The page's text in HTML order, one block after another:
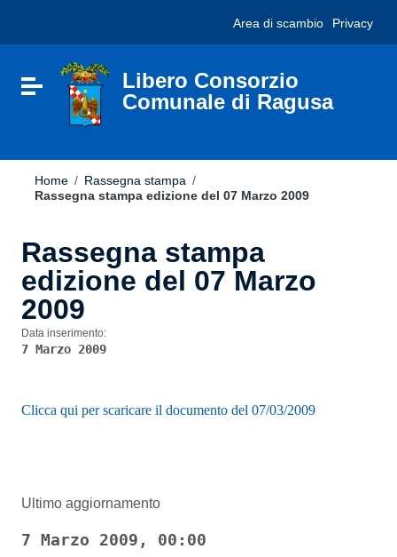
sito
include
Vai al footer
Area di scambio Privacy
Attiva / disattiva la navigazione
Libero Consorzio
Comunale di Ragusa
Home / Rassegna stampa /
Rassegna stampa edizione del 07 Marzo 2009
Rassegna stampa
edizione del 07 Marzo
2009
Data inserimento:
7 Marzo 2009
Clicca qui per scaricare il documento del 07/03/2009
Ultimo aggiornamento
7 Marzo 2009, 00:00